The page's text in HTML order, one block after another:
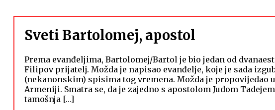
Sveti Bartolomej, apostol
Prema evanđeljima, Bartolomej/Bartol je bio jedan od
Filipov prijatelj. Možda je napisao evanđelje, koje je sada
(nekanonskim) spisima tog vremena. Možda je
Armeniji. Smatra se, da je zajedno s apostolom Judom
tamošnja […]